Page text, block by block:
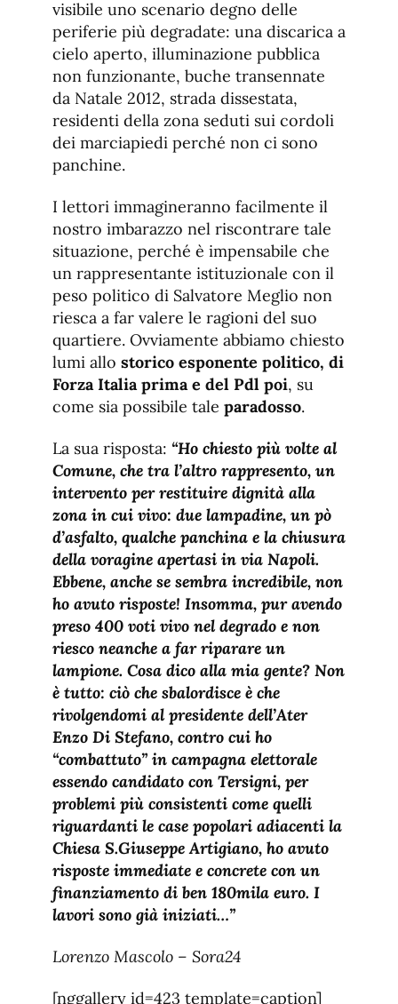
visibile uno scenario degno delle
periferie più degradate: una discarica a
cielo aperto, illuminazione pubblica
non funzionante, buche transennate
da Natale 2012, strada dissestata,
residenti della zona seduti sui cordoli
dei marciapiedi perché non ci sono
panchine.
I lettori immagineranno facilmente il
nostro imbarazzo nel riscontrare tale
situazione, perché è impensabile che
un rappresentante istituzionale con il
peso politico di Salvatore Meglio non
riesca a far valere le ragioni del suo
quartiere. Ovviamente abbiamo chiesto
lumi allo storico esponente politico, di
Forza Italia prima e del Pdl poi, su
come sia possibile tale paradosso.
La sua risposta: “Ho chiesto più volte al
Comune, che tra l’altro rappresento, un
intervento per restituire dignità alla
zona in cui vivo: due lampadine, un pò
d’asfalto, qualche panchina e la chiusura
della voragine apertasi in via Napoli.
Ebbene, anche se sembra incredibile, non
ho avuto risposte! Insomma, pur avendo
preso 400 voti vivo nel degrado e non
riesco neanche a far riparare un
lampione. Cosa dico alla mia gente? Non
è tutto: ciò che sbalordisce è che
rivolgendomi al presidente dell’Ater
Enzo Di Stefano, contro cui ho
“combattuto” in campagna elettorale
essendo candidato con Tersigni, per
problemi più consistenti come quelli
riguardanti le case popolari adiacenti la
Chiesa S.Giuseppe Artigiano, ho avuto
risposte immediate e concrete con un
finanziamento di ben 180mila euro. I
lavori sono già iniziati…”
Lorenzo Mascolo – Sora24
[nggallery id=423 template=caption]